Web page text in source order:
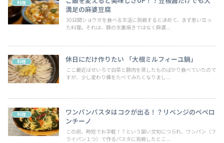
料理
満足の麻婆豆腐
30日間ショウガを食べる生活に挑戦すると決めて、まず思い立っ
た料理。それは、豚の生姜焼きではなく麻婆...
料理 休日にだけ作りたい 「大根ミルフィーユ鍋」
ここ最近はせいろで白菜と豚肉を蒸したものばかり食べていたので
すが、少し変わり種をたべてみたくなりまし...
料理
ワンパンパスタはコクが出る！？リベンジのペペロ
ンチーノ
この前、時短でお手軽！？という謳い文句につられ、ワンパン（フ
ライパン１つ）で作るパスタに挑戦したとこ...